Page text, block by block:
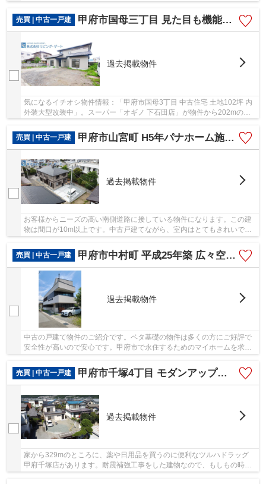
社は甲府市の中央線酒折近くにある一戸建て情報...
売買 | 中古一戸建
甲府市国母三丁目 見た目も機能も刷新済の中古 敷地102坪
過去掲載物件
気になるイチオシ物件情報：「甲府市国母3丁目 中古住宅 土地102坪 内
外装大型改装中」。スーパー「オギノ 下石田店」が物件から202mのと
売買 | 中古一戸建
甲府市山宮町 H5年パナホーム施工 内外装綺麗 6SLDK
過去掲載物件
お客様からニーズの高い南側道路に接している物件になります。この建
物は間口が10m以上です。中古戸建てながら、室内はとてもきれいで
売買 | 中古一戸建
甲府市中村町 平成25年築 広々空間と充実設備で快適な新生活を
過去掲載物件
中古の戸建て物件のご紹介です。ベタ基礎の物件は多くの方にご好評で
安全性が高いので安心です。甲府市で永住するためのマイホームを求め
売買 | 中古一戸建
甲府市千塚4丁目 モダンアップデート中古住宅 南道路 車5台
過去掲載物件
家から329mのところに、薬や日用品を買うのに便利なツルハドラッグ
甲府千塚店があります。耐震補強工事をした建物なので、もしもの時も